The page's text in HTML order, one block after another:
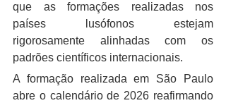
que as formações realizadas nos
países lusófonos estejam
rigorosamente alinhadas com os
padrões científicos internacionais.
A formação realizada em São Paulo
abre o calendário de 2026 reafirmando